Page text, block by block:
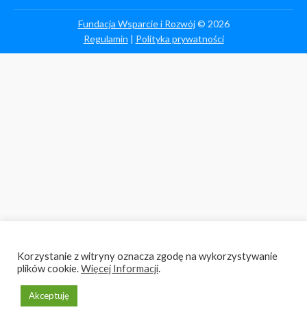
Fundacja Wsparcie i Rozwój© 2026
Regulamin | Polityka prywatności
Korzystanie z witryny oznacza zgodę na wykorzystywanie
plików cookie.Więcej Informacji.
Akceptuję